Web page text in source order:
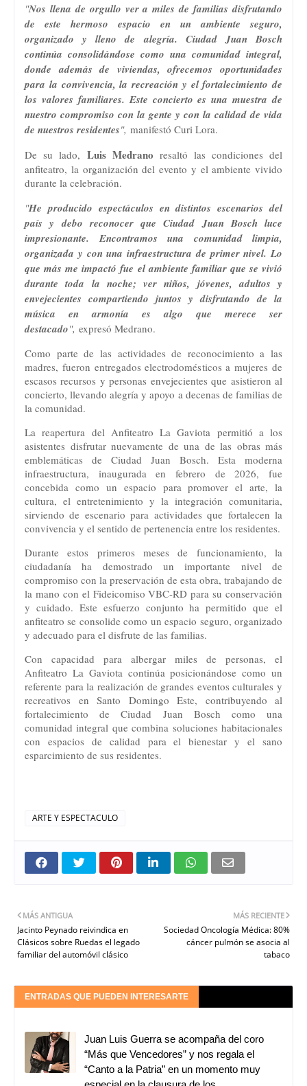
"Nos llena de orgullo ver a miles de familias disfrutando
de este hermoso espacio en un ambiente seguro,
organizado y lleno de alegría. Ciudad Juan Bosch
continúa consolidándose como una comunidad integral,
donde además de viviendas, ofrecemos oportunidades
para la convivencia, la recreación y el fortalecimiento de
los valores familiares. Este concierto es una muestra de
nuestro compromiso con la gente y con la calidad de vida
de nuestros residentes", manifestó Curi Lora.
De su lado, Luis Medrano resaltó las condiciones del
anfiteatro, la organización del evento y el ambiente vivido
durante la celebración.
"He producido espectáculos en distintos escenarios del
país y debo reconocer que Ciudad Juan Bosch luce
impresionante. Encontramos una comunidad limpia,
organizada y con una infraestructura de primer nivel. Lo
que más me impactó fue el ambiente familiar que se vivió
durante toda la noche; ver niños, jóvenes, adultos y
envejecientes compartiendo juntos y disfrutando de la
música en armonía es algo que merece ser
destacado", expresó Medrano.
Como parte de las actividades de reconocimiento a las
madres, fueron entregados electrodomésticos a mujeres de
escasos recursos y personas envejecientes que asistieron al
concierto, llevando alegría y apoyo a decenas de familias de
la comunidad.
La reapertura del Anfiteatro La Gaviota permitió a los
asistentes disfrutar nuevamente de una de las obras más
emblemáticas de Ciudad Juan Bosch. Esta moderna
infraestructura, inaugurada en febrero de 2026, fue
concebida como un espacio para promover el arte, la
cultura, el entretenimiento y la integración comunitaria,
sirviendo de escenario para actividades que fortalecen la
convivencia y el sentido de pertenencia entre los residentes.
Durante estos primeros meses de funcionamiento, la
ciudadanía ha demostrado un importante nivel de
compromiso con la preservación de esta obra, trabajando de
la mano con el Fideicomiso VBC-RD para su conservación
y cuidado. Este esfuerzo conjunto ha permitido que el
anfiteatro se consolide como un espacio seguro, organizado
y adecuado para el disfrute de las familias.
Con capacidad para albergar miles de personas, el
Anfiteatro La Gaviota continúa posicionándose como un
referente para la realización de grandes eventos culturales y
recreativos en Santo Domingo Este, contribuyendo al
fortalecimiento de Ciudad Juan Bosch como una
comunidad integral que combina soluciones habitacionales
con espacios de calidad para el bienestar y el sano
esparcimiento de sus residentes.
ARTE Y ESPECTACULO
MÁS RECIENTE
Sociedad Oncología Médica: 80%
cáncer pulmón se asocia al
tabaco
MÁS ANTIGUA
Jacinto Peynado reivindica en
Clásicos sobre Ruedas el legado
familiar del automóvil clásico
ENTRADAS QUE PUEDEN INTERESARTE
Juan Luis Guerra se acompaña del coro
“Más que Vencedores” y nos regala el
“Canto a la Patria” en un momento muy